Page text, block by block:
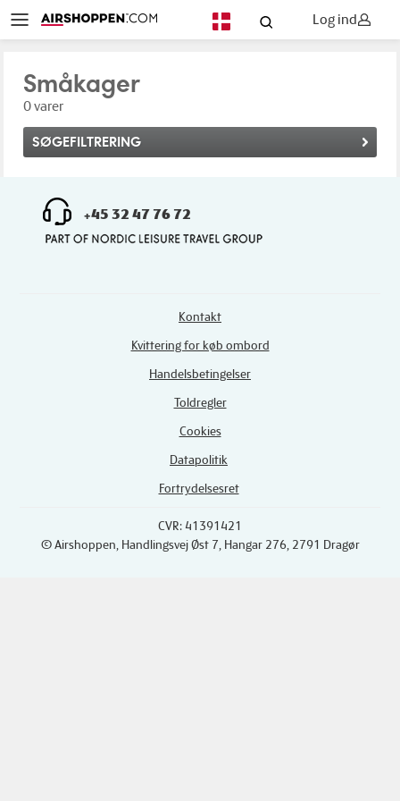
Log ind
Småkager
0 varer
SØGEFILTRERING
+45 32 47 76 72
Kontakt
Kvittering for køb ombord
Handelsbetingelser
Toldregler
Cookies
Datapolitik
Fortrydelsesret
CVR: 41391421
© Airshoppen , Handlingsvej Øst 7, Hangar 276, 2791 Dragør